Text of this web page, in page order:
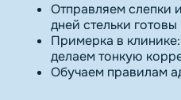
Отправляем слепки
дней стельки готовы
Примерка в
делаем тонкую
Обучаем правилам